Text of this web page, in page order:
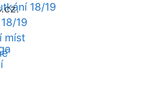
18/19
19
míst